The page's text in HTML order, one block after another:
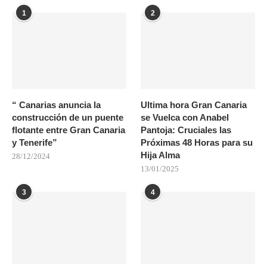
1
“ Canarias anuncia la
construcción de un puente
flotante entre Gran Canaria
y Tenerife”
28/12/2024
2
Ultima hora Gran Canaria
se Vuelca con Anabel
Pantoja: Cruciales las
Próximas 48 Horas para su
Hija Alma
13/01/2025
3 4